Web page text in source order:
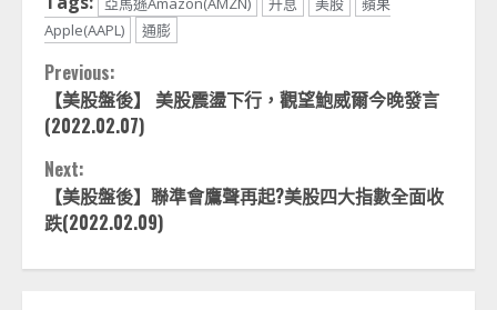
Apple(AAPL)
通膨
Continue
Reading
Previous:
【美股盤後】 美股震盪下行，觀望鮑威爾今晚發言
(2022.02.07)
Next:
【美股盤後】聯準會鷹聲再起?美股四大指數全面收
跌(2022.02.09)